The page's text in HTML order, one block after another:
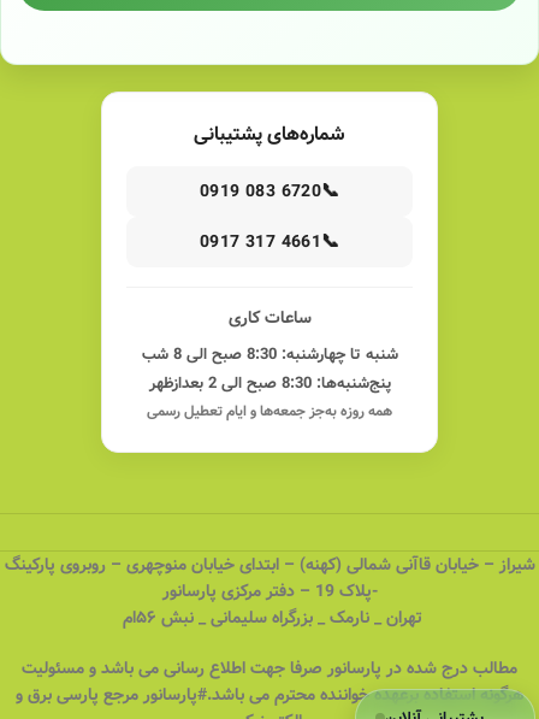
شماره‌های پشتیبانی
📞
0919 083 6720
📞
0917 317 4661
ساعات کاری
شنبه تا چهارشنبه: 8:30 صبح الی 8 شب
پنج‌شنبه‌ها: 8:30 صبح الی 2 بعدازظهر
همه روزه به‌جز جمعه‌ها و ایام تعطیل رسمی
شیراز – خیابان قاآنی شمالی (کهنه) – ابتدای خیابان منوچهری – روبروی پارکینگ
-پلاک 19 – دفتر مرکزی پارسانور
تهران _ نارمک _ بزرگراه سلیمانی _ نبش ۵۶ام
مطالب درج شده در پارسانور صرفا جهت اطلاع رسانی می باشد و مسئولیت
هرگونه استفاده برعهده خواننده محترم می باشد.#پارسانور مرجع پارسی برق و